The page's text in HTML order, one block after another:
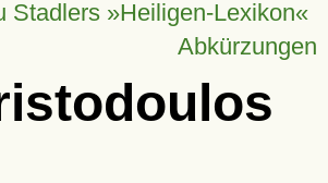
Stadlers »Heiligen-Lexikon«
Abkürzungen